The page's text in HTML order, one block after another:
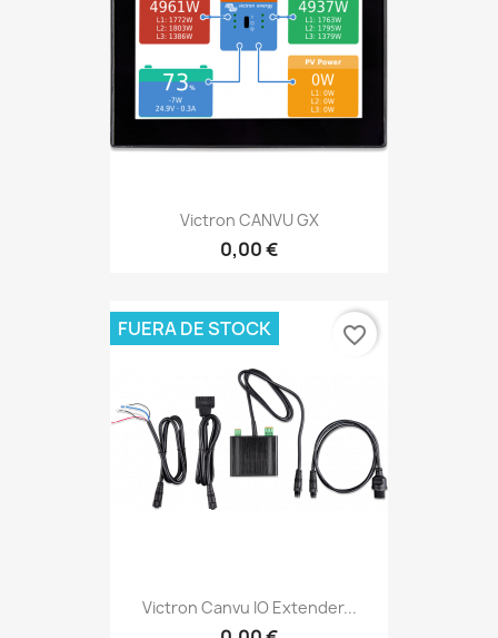
Victron CANVU GX
0,00 €
Victron Canvu IO Extender...
FUERA DE STOCK favorite_border